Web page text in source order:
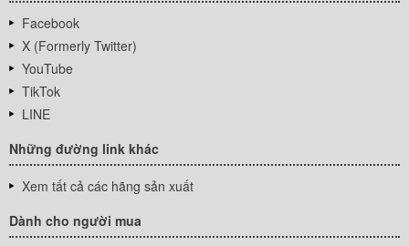
Facebook
X (Formerly Twitter)
YouTube
TikTok
LINE
Những đường link khác
Xem tất cả các hãng sản xuất
Dành cho người mua